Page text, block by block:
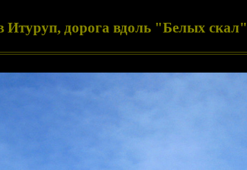
Итуруп, дорога вдоль "Белых скал"